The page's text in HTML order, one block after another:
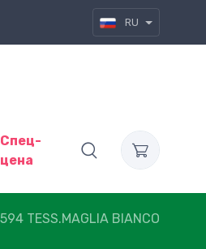
RU
Спец-
цена
TESS.MAGLIA BIANCO